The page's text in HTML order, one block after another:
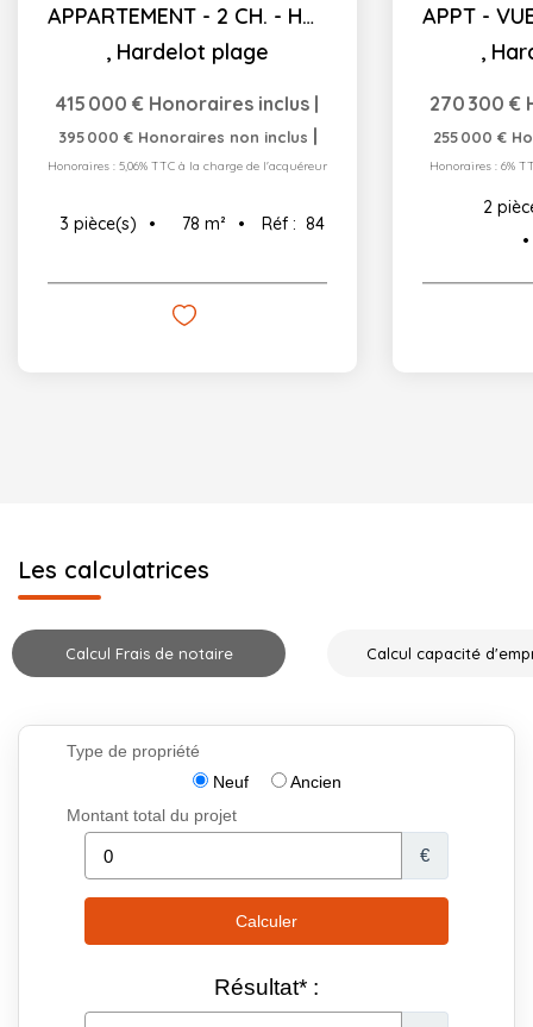
APPARTEMENT - 2 CH. - HARDELOT - 77.80 M²C
, Hardelot plage
415 000 € Honoraires inclus |
395 000 € Honoraires non inclus |
Honoraires : 5,06% TTC à la charge de l'acquéreur
3 pièce(s) 78 m² Réf : 84
,
270 300 €
255 000 €
Honoraires : 6%
2
Les calculatrices
Calcul Frais de notaire Calcul capacité